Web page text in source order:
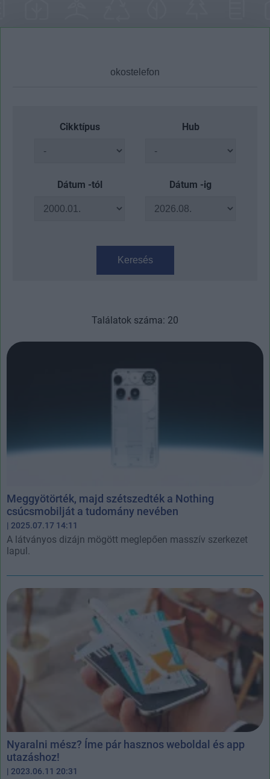
Cikktípus Hub
Dátum -tól Dátum -ig
Keresés
Találatok száma: 20
Meggyötörték, majd szétszedték a Nothing
csúcsmobilját a tudomány nevében
| 2025.07.17 14:11
A látványos dizájn mögött meglepően masszív szerkezet
lapul.
Nyaralni mész? Íme pár hasznos weboldal és app
utazáshoz!
| 2023.06.11 20:31